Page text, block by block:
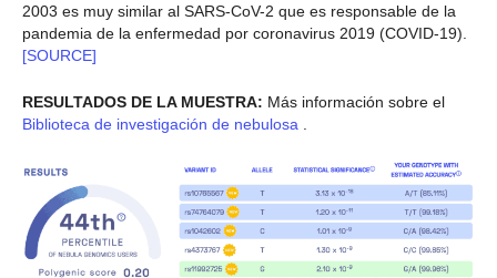
2003 es muy similar al SARS-CoV-2 que es responsable de la
pandemia de la enfermedad por coronavirus 2019 (COVID-19).
[SOURCE]
RESULTADOS DE LA MUESTRA: Más información sobre el
Biblioteca de investigación de nebulosa